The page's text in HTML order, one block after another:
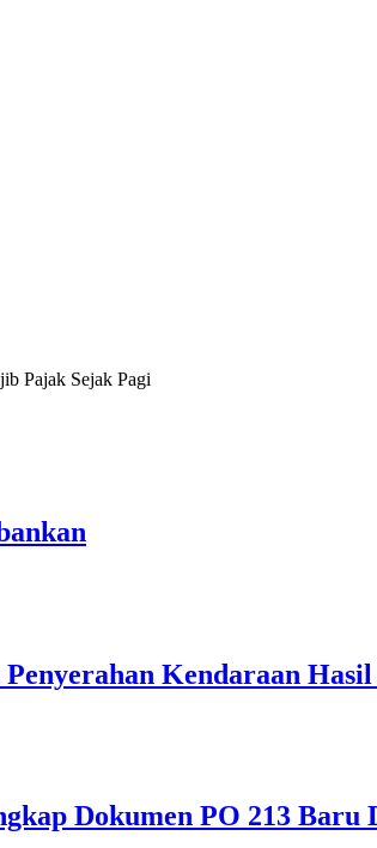
Pajak Sejak Pagi
Kendaraan
Dokumen PO 213 Baru